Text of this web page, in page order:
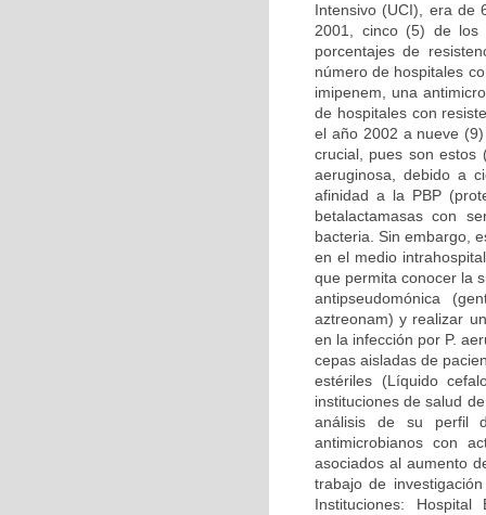
Intensivo (UCI), era de
2001, cinco (5) de los
porcentajes de
número de hospitales
imipenem, una
de hospitales con
el año 2002 a nueve
crucial, pues son estos
aeruginosa, debido a
afinidad a la PBP
betalactamasas con
bacteria. Sin embargo,
en el medio
que permita conocer la
antipseudomónica
aztreonam) y realizar
en la infección por P.
cepas aisladas de
estériles (Líquido
instituciones de salud
análisis de su perfil
antimicrobianos con
asociados al aumento
trabajo de
Instituciones: